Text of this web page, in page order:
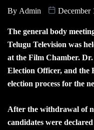
By Admin December
The general body
Telugu Television was
at the Film Chamber.
Election Officer, and the
election process for the
After the withdrawal of
candidates were